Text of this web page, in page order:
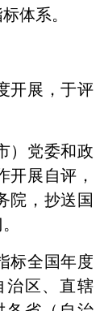
体系。
开展，于评
）党委和政
开展自评，
院，抄送国
标全国年度
治区、直辖